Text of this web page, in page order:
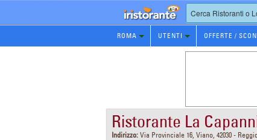
Prenotazione
Ristorante
ROMA UTENTI OFFERTE /
Ristorante La
Indirizzo: Via Provinciale 16, Viano, 42030 -